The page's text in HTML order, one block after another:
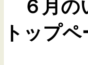
６月
トップ